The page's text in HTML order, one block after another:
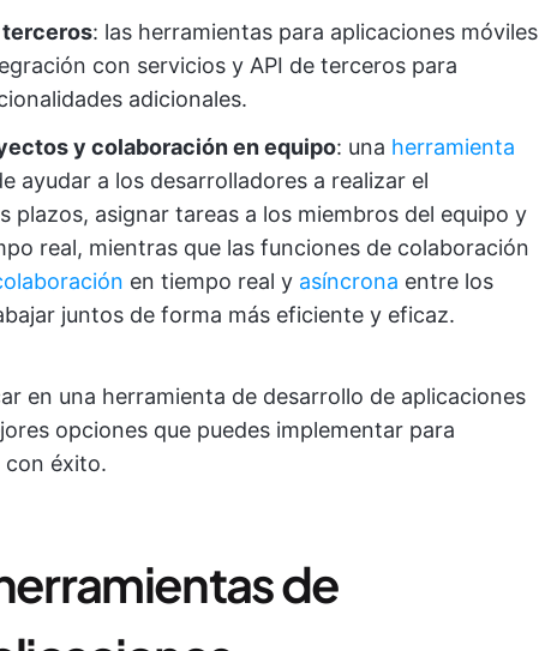
: las herramientas para aplicaciones móviles
con servicios y API de terceros para
adicionales.
y colaboración en equipo: una herramienta
ayudar a los desarrolladores a realizar el
plazos, asignar tareas a los miembros del equipo y
real, mientras que las funciones de colaboración
en tiempo real y asíncrona entre los
juntos de forma más eficiente y eficaz.
en una herramienta de desarrollo de aplicaciones
opciones que puedes implementar para
con éxito.
de